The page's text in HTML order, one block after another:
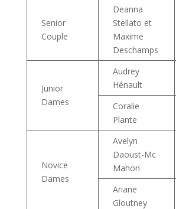
Senior
Couple
Deanna
Stellato et
Maxime
Deschamps
Junior
Dames
Audrey
Hénault
Coralie
Plante
Novice
Dames
Avelyn
Daoust-Mc
Mahon
Ariane
Gloutney